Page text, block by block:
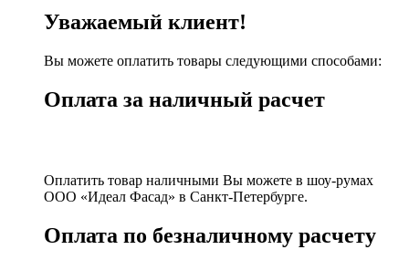
Уважаемый клиент!
Вы можете оплатить товары следующими способами:
Оплата за наличный расчет
Оплатить товар наличными Вы можете в шоу-румах
ООО «Идеал Фасад» в Санкт-Петербурге.
Оплата по безналичному расчету